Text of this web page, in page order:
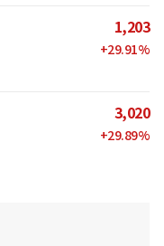
1,203
+29.91%
3,020
+29.89%